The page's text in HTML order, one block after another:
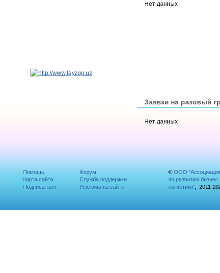
Нет данных
Заявки на разовый
Нет данных
Помощь
Карта сайта
Подписаться
Форум
Служба поддержки
Реклама на сайте
© ООО "Ассоциация
по развитию бизнес
логистики", 2011-